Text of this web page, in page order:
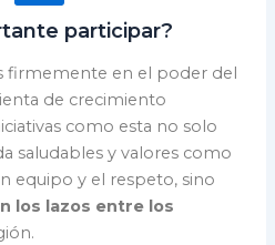
participar?
firmemente en el poder del
de crecimiento
como esta no solo
saludables y valores como
equipo y el respeto, sino
los lazos entre los